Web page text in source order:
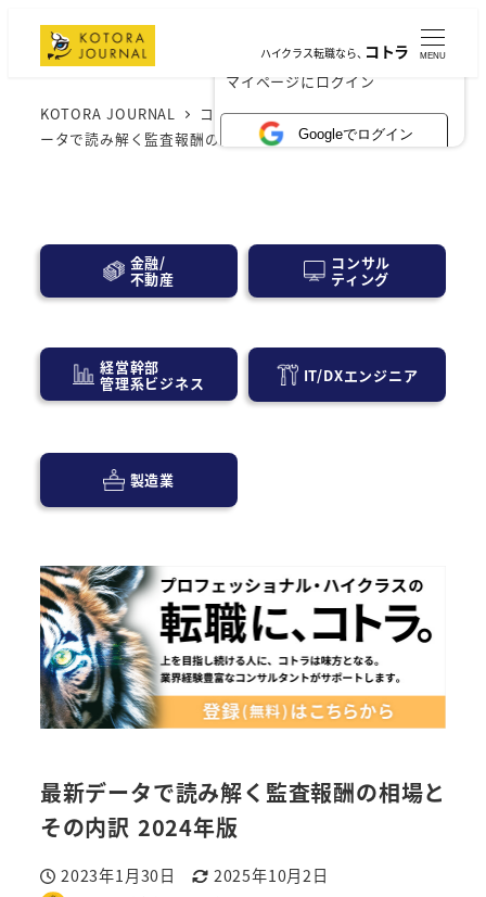
×
マイページにログイン
Googleでログイン
ハイクラス転職なら、コトラ MENU
KOTORA JOURNAL コンサル業界 監査法人
最新デ
ータで読み解く監査報酬の相場とその内訳 2024年版
金融/
不動産
コンサル
ティング
経営幹部
管理系ビジネス IT/DXエンジニア
製造業
最新データで読み解く監査報酬の相場と
その内訳 2024年版
投稿日
2023年1月30日
更新日
2025年10月2日